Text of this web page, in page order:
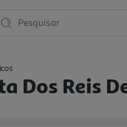
Pesquisar
Dos Reis